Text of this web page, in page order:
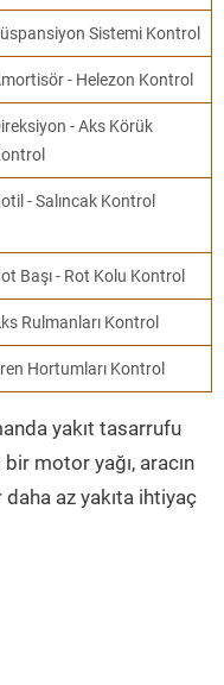
Sistemi Kontrol
- Helezon Kontrol
- Aks Körük
- Salıncak Kontrol
Başı - Rot Kolu Kontrol
Rulmanları Kontrol
Hortumları Kontrol
yakıt tasarrufu
motor yağı, aracın
az yakıta ihtiyaç